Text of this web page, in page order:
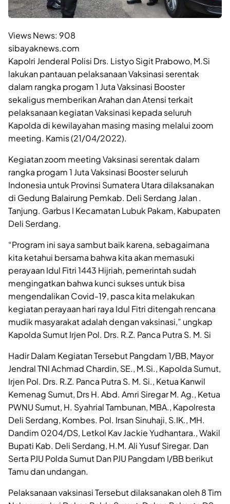
Views News: 908
sibayaknews.com
Kapolri Jenderal Polisi Drs. Listyo Sigit Prabowo, M.Si
lakukan pantauan pelaksanaan Vaksinasi serentak
dalam rangka progam 1 Juta Vaksinasi Booster
sekaligus memberikan Arahan dan Atensi terkait
pelaksanaan kegiatan Vaksinasi kepada seluruh
Kapolda di kewilayahan masing masing melalui zoom
meeting. Kamis (21/04/2022).
Kegiatan zoom meeting Vaksinasi serentak dalam
rangka progam 1 Juta Vaksinasi Booster seluruh
Indonesia untuk Provinsi Sumatera Utara dilaksanakan
di Gedung Balairung Pemkab. Deli Serdang Jalan .
Tanjung. Garbus I Kecamatan Lubuk Pakam, Kabupaten
Deli Serdang.
“Program ini saya sambut baik karena, sebagaimana
kita ketahui bersama bahwa kita akan memasuki
perayaan Idul Fitri 1443 Hijriah, pemerintah sudah
mengingatkan bahwa kunci sukses untuk bisa
mengendalikan Covid-19, pasca kita melakukan
kegiatan perayaan hari raya Idul Fitri ditengah rencana
mudik masyarakat adalah dengan vaksinasi,” ungkap
Kapolda Sumut Irjen Pol. Drs. R.Z. Panca Putra S. M. Si
Hadir Dalam Kegiatan Tersebut Pangdam 1/BB, Mayor
Jendral TNI Achmad Chardin, SE., M.Si., Kapolda Sumut,
Irjen Pol. Drs. R.Z. Panca Putra S. M. Si., Ketua Kanwil
Kemenag Sumut, Drs H. Abd. Amri Siregar M. Ag., Ketua
PWNU Sumut, H. Syahrial Tambunan, MBA., Kapolresta
Deli Serdang, Kombes. Pol. Irsan Sinuhaji, S.IK., MH.
Dandim 0204/DS, Letkol Kav Jackie Yudhantara., Wakil
Bupati Kab. Deli Serdang, H.M. Ali Yusuf Siregar. Dan
Serta PJU Polda Sumut Dan PJU Pangdam I/BB berikut
Tamu dan undangan.
Pelaksanaan vaksinasi Tersebut dilaksanakan oleh 8 Tim